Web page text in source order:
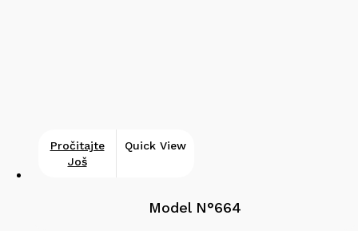
Pročitajte
Još
Quick View
Model N°664